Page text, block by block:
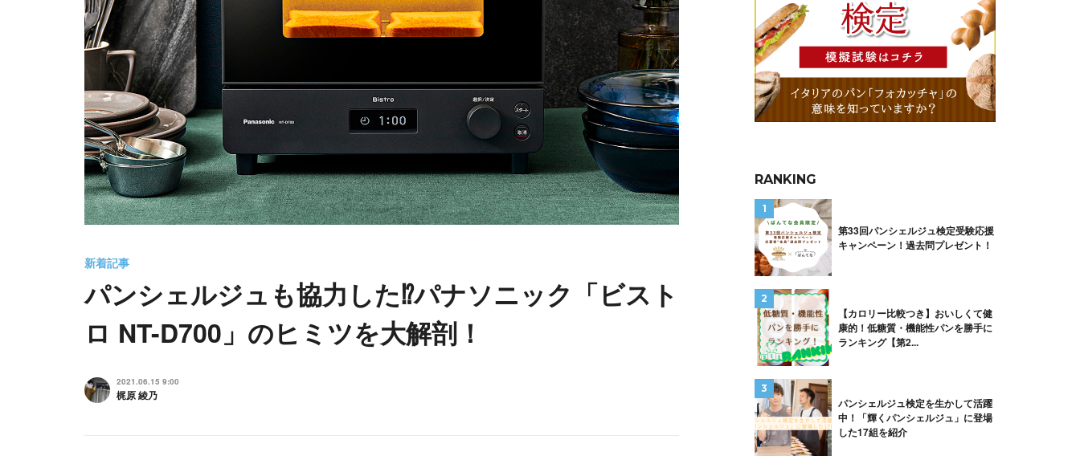
新着記事
パンシェルジュも協力した⁉パナソニック「ビスト
ロ NT-D700」のヒミツを大解剖！
2021.06.15 9:00
梶原 綾乃
RANKING
第33回パンシェルジュ検定受験応援
キャンペーン！過去問プレゼント！
【カロリー比較つき】おいしくて健
康的！低糖質・機能性パンを勝手に
ランキング【第2...
パンシェルジュ検定を生かして活躍
中！「輝くパンシェルジュ」に登場
した17組を紹介